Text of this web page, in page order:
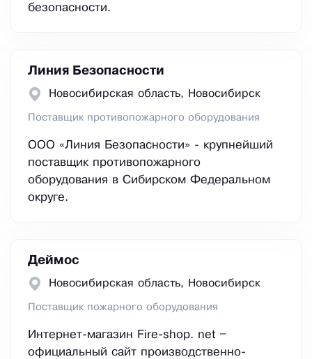
безопасности.
Линия Безопасности
Новосибирская область, Новосибирск
Поставщик противопожарного оборудования
ООО «Линия Безопасности» - крупнейший
поставщик противопожарного
оборудования в Сибирском Федеральном
округе.
Деймос
Новосибирская область, Новосибирск
Поставщик пожарного оборудования
Интернет-магазин Fire-shop. net –
официальный сайт производственно-